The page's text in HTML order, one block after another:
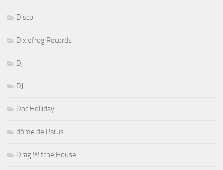
Disco
Dixiefrog Records
Dj
DJ
Doc Holliday
dôme de Parus
Drag Witche House